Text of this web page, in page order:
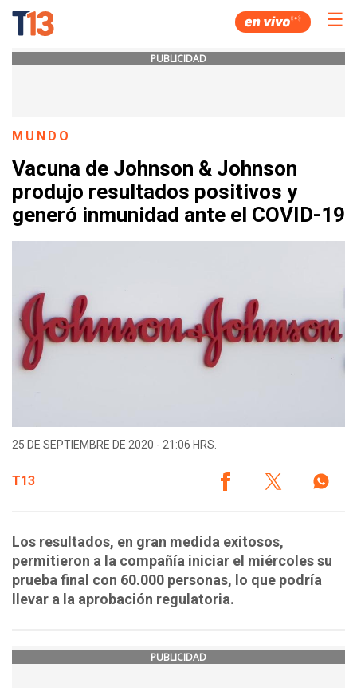
☰
PUBLICIDAD
MUNDO
Vacuna de Johnson & Johnson
produjo resultados positivos y
generó inmunidad ante el COVID-19
25 DE SEPTIEMBRE DE 2020 - 21:06 HRS.
T13
Los resultados, en gran medida exitosos,
permitieron a la compañía iniciar el miércoles su
prueba final con 60.000 personas, lo que podría
llevar a la aprobación regulatoria.
PUBLICIDAD